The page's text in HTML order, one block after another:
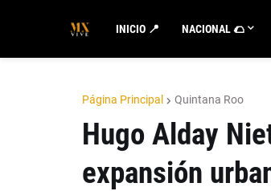
INICIO 📍 NACIONAL 🌮
Página Principal Quintana Roo
Hugo Alday
expansión